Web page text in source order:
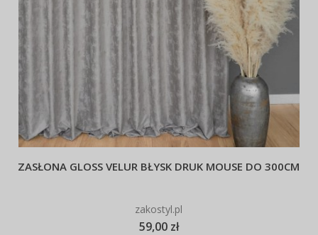
ZASŁONA GLOSS VELUR BŁYSK DRUK MOUSE DO 300CM
zakostyl.pl
59,00 zł